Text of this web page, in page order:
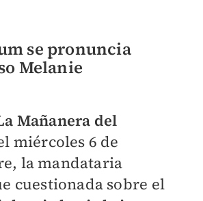
se pronuncia
Melanie
Mañanera del
miércoles 6 de
la mandataria
cuestionada sobre el